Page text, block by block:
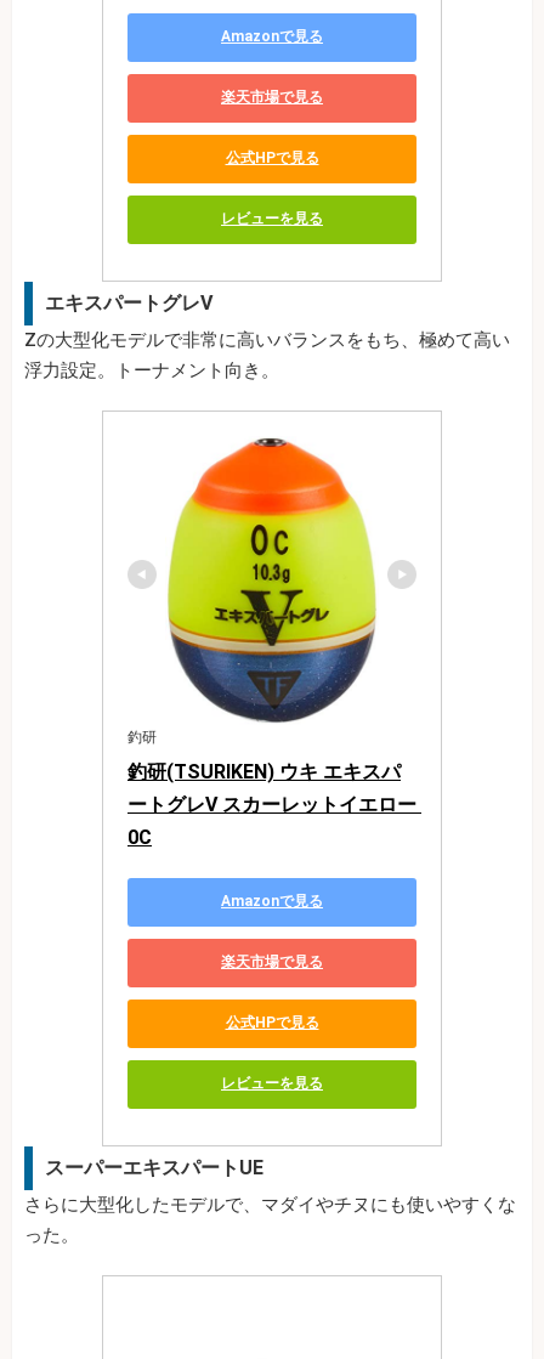
Amazonで見る
楽天市場で見る
公式HPで見る
レビューを見る
エキスパートグレV
Zの大型化モデルで非常に高いバランスをもち、極めて高い
浮力設定。トーナメント向き。
釣研
釣研(TSURIKEN) ウキ エキスパ
ートグレV スカーレットイエロー
0C
Amazonで見る
楽天市場で見る
公式HPで見る
レビューを見る
スーパーエキスパートUE
さらに大型化したモデルで、マダイやチヌにも使いやすくな
った。